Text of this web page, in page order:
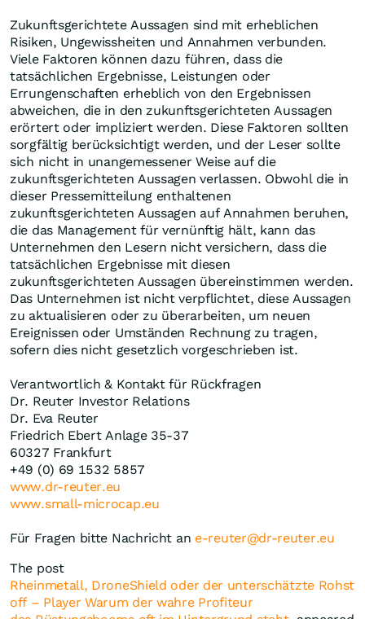
Zukunftsgerichtete Aussagen sind mit erheblichen
Risiken, Ungewissheiten und Annahmen verbunden.
Viele Faktoren können dazu führen, dass die
tatsächlichen Ergebnisse, Leistungen oder
Errungenschaften erheblich von den Ergebnissen
abweichen, die in den zukunftsgerichteten Aussagen
erörtert oder impliziert werden. Diese Faktoren sollten
sorgfältig berücksichtigt werden, und der Leser sollte
sich nicht in unangemessener Weise auf die
zukunftsgerichteten Aussagen verlassen. Obwohl die in
dieser Pressemitteilung enthaltenen
zukunftsgerichteten Aussagen auf Annahmen beruhen,
die das Management für vernünftig hält, kann das
Unternehmen den Lesern nicht versichern, dass die
tatsächlichen Ergebnisse mit diesen
zukunftsgerichteten Aussagen übereinstimmen werden.
Das Unternehmen ist nicht verpflichtet, diese Aussagen
zu aktualisieren oder zu überarbeiten, um neuen
Ereignissen oder Umständen Rechnung zu tragen,
sofern dies nicht gesetzlich vorgeschrieben ist.
Verantwortlich & Kontakt für Rückfragen
Dr. Reuter Investor Relations
Dr. Eva Reuter
Friedrich Ebert Anlage 35-37
60327 Frankfurt
+49 (0) 69 1532 5857
www.dr-reuter.eu
www.small-microcap.eu
Für Fragen bitte Nachricht an e-reuter@dr-reuter.eu
The post
Rheinmetall, DroneShield oder der unterschätzte Rohst
off – Player Warum der wahre Profiteur